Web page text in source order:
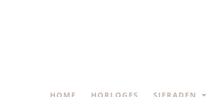
HOME HORLOGES SIERADEN